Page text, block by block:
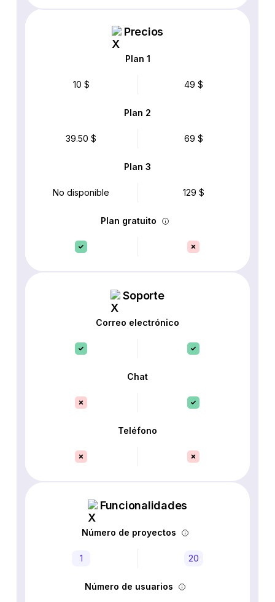
Precios
Plan 1
10 $ 49 $
Plan 2
39.50 $ 69 $
Plan 3
No disponible 129 $
Plan gratuito
Soporte
Correo electrónico
Chat
Teléfono
Funcionalidades
Número de proyectos
1 20
Número de usuarios